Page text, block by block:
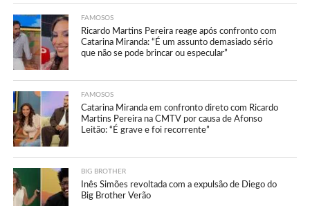
FAMOSOS
Ricardo Martins Pereira reage após confronto com
Catarina Miranda: “É um assunto demasiado sério
que não se pode brincar ou especular”
FAMOSOS
Catarina Miranda em confronto direto com Ricardo
Martins Pereira na CMTV por causa de Afonso
Leitão: “É grave e foi recorrente”
BIG BROTHER
Inês Simões revoltada com a expulsão de Diego do
Big Brother Verão